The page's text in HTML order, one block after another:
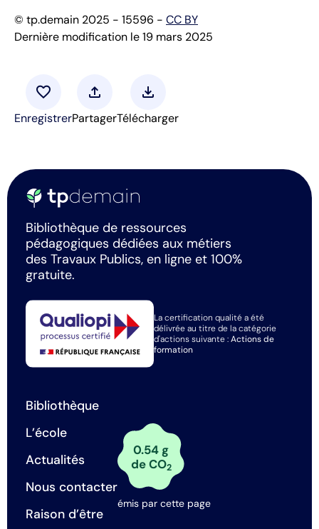
© tp.demain 2025 - 15596 - CC BY
Dernière modification le 19 mars 2025
favorite
Enregistrer
upload
Partager
download
Télécharger
Bibliothèque de ressources
pédagogiques dédiées aux métiers
des Travaux Publics, en ligne et 100%
gratuite.
La certification qualité a été
délivrée au titre de la catégorie
d'actions suivante :Actions de
formation
Bibliothèque
L’école
Actualités
Nous contacter
Raison d’être
0.54 g
de CO2
émis par cette page